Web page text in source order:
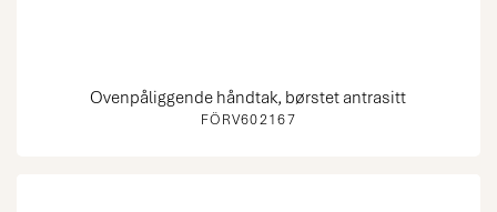
FÖRV602167
Ovenpåliggende håndtak, børstet antrasitt